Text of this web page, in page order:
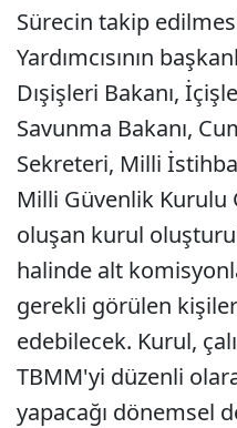
Sürecin takip
Yardımcısının
Dışişleri Bakanı,
Savunma Bakanı,
Sekreteri, Milli
Milli Güvenlik Kurulu
oluşan kurul
halinde alt
gerekli görülen
edebilecek. Kurul,
TBMM'yi düzenli
yapacağı dönemsel